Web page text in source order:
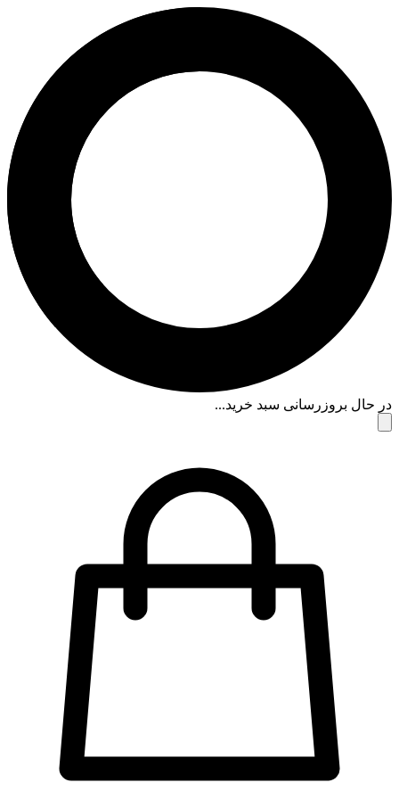
در حال بروزرسانی سبد خرید...